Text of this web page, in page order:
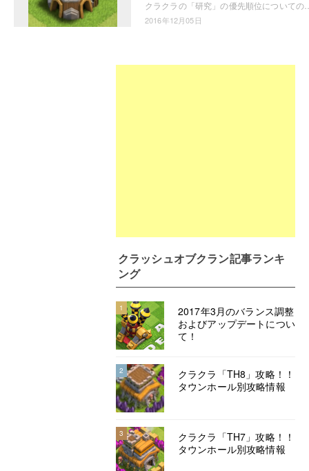
2016年12月05日
クラッシュオブクラン記事ランキ
ング
1
2017年3月のバランス調整
およびアップデートについ
て！
2
クラクラ「TH8」攻略！！
タウンホール別攻略情報
3
クラクラ「TH7」攻略！！
タウンホール別攻略情報